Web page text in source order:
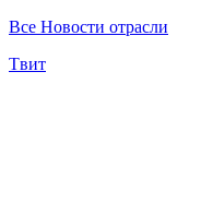
Все Новости отрасли
Tвит